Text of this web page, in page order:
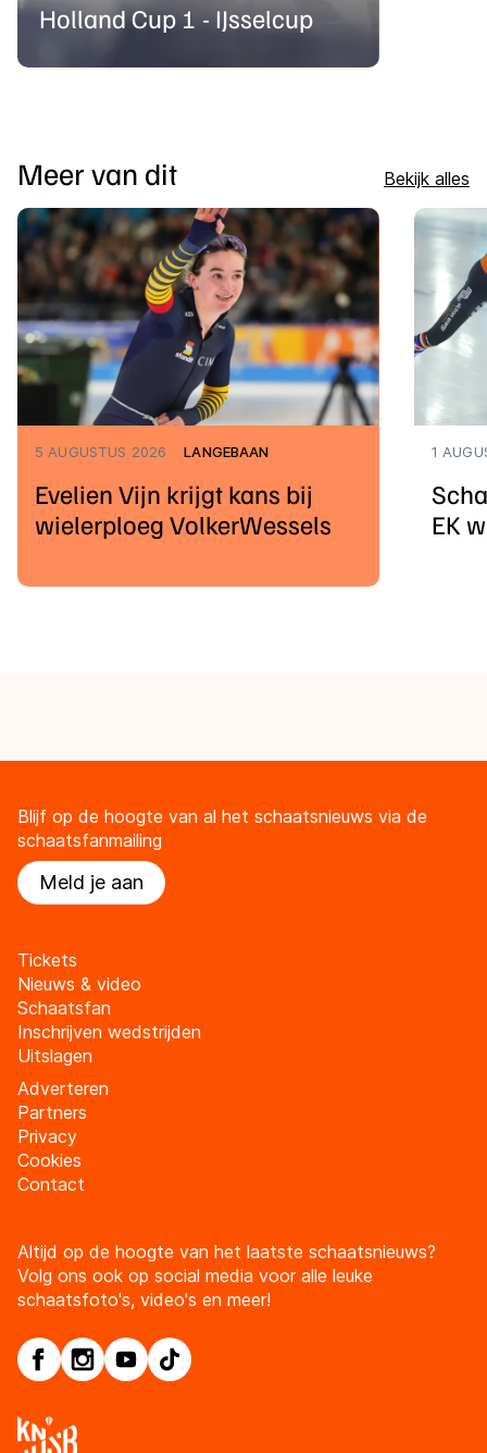
Holland Cup 1 - IJsselcup
Meer van dit Bekijk alles
5 AUGUSTUS 2026 LANGEBAAN
Evelien Vijn krijgt kans bij
wielerploeg VolkerWessels
1
EK
Blijf op de hoogte van al het schaatsnieuws via de
schaatsfanmailing
Meld je aan
Tickets
Nieuws & video
Schaatsfan
Inschrijven wedstrijden
Uitslagen
Adverteren
Partners
Privacy
Cookies
Contact
Altijd op de hoogte van het laatste schaatsnieuws?
Volg ons ook op social media voor alle leuke
schaatsfoto's, video's en meer!